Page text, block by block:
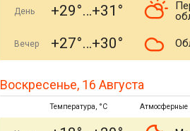
День +29° +31°
Вечер +27° +30°
Воскресенье, 16 Августа
Температура, °C Атмосферные